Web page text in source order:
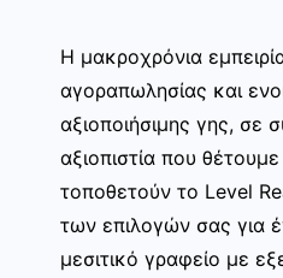
Η μακροχρόνια
αγοραπωλησίας και
αξιοποιήσιμης γης, σε
αξιοπιστία που
τοποθετούν το Level
των επιλογών σας για
μεσιτικό γραφείο με